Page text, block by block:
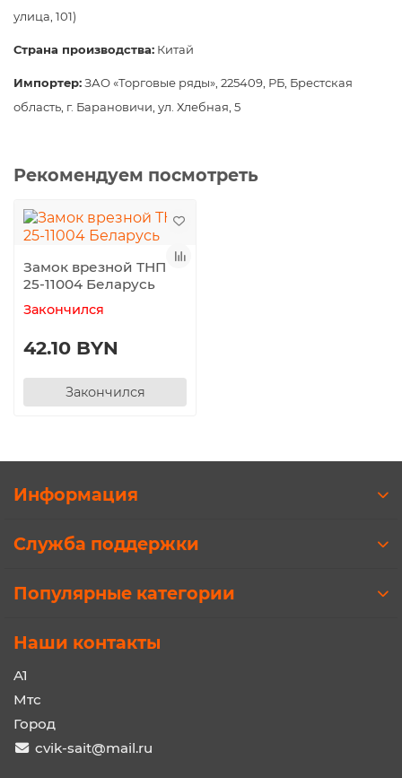
улица, 101)
Страна производства: Китай
Импортер:ЗАО«Торговые ряды», 225409, РБ, Брестская
область, г. Барановичи, ул. Хлебная, 5
Рекомендуем посмотреть
Замок врезной ТНП
25-11004 Беларусь
Закончился
42.10 BYN
Закончился
Информация
Служба поддержки
Популярные категории
Наши контакты
A1
Мтс
Город
cvik-sait@mail.ru